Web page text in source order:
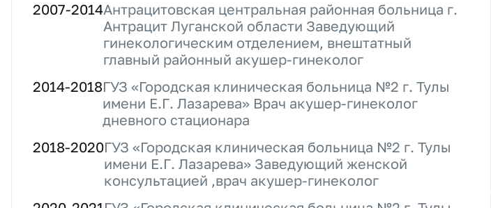
2007-2014Антрацитовская центральная районная больница г.
Антрацит Луганской области Заведующий
гинекологическим отделением, внештатный
главный районный акушер-гинеколог
2014-2018ГУЗ «Городская клиническая больница №2 г. Тулы
имени Е.Г. Лазарева» Врач акушер-гинеколог
дневного стационара
2018-2020ГУЗ «Городская клиническая больница №2 г. Тулы
имени Е.Г. Лазарева» Заведующий женской
консультацией ,врач акушер-гинеколог